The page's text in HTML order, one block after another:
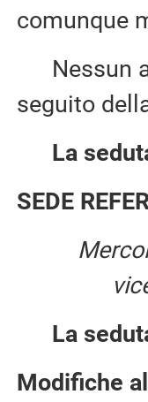
comunque
Nessun
seguito
La
SEDE
La
Modifiche